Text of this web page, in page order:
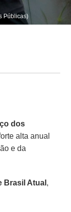
Públicas)
dos
alta anual
e da
Brasil Atual ,